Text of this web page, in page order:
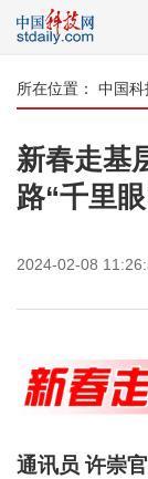
所在位置： 中国
新春走基
路“千里
2024-02-08
通讯员 许崇